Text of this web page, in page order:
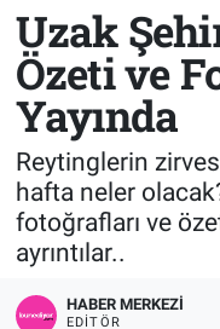
Uzak
Özeti ve
Yayında
Reytinglerin
hafta neler
fotoğrafları ve
ayrıntılar..
HABER MERKEZI
EDITÖR
Gündem
Moda
Kültür Sanat
Magazin
Müzik
MÜZİK
MODA
SAĞLIK
TEKNOLOJİ
TV MEDYA
Tüm Manşetler
Son Dakika
Haber Arşivi